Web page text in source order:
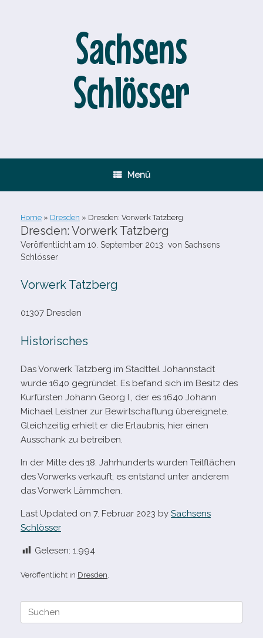
Sachsens
Schlösser
Menü
Home » Dresden » Dresden: Vorwerk Tatzberg
Dresden: Vorwerk Tatzberg
Veröffentlicht am 10. September 2013 von Sachsens
Schlösser
Vorwerk Tatzberg
01307 Dresden
Historisches
Das Vorwerk Tatzberg im Stadtteil Johannstadt
wurde 1640 gegrün­det. Es befand sich im Besitz des
Kurfürsten Johann Georg I., der es 1640 Johann
Michael Leistner zur Bewirtschaftung über­eig­nete.
Gleichzeitig erhielt er die Erlaubnis, hier einen
Ausschank zu betreiben.
In der Mitte des 18. Jahrhunderts wur­den Teilflächen
des Vorwerks ver­kauft; es ent­stand unter ande­rem
das Vorwerk Lämmchen.
Last Updated on 7. Februar 2023 by Sachsens
Schlösser
Gelesen: 1.994
Veröffentlicht in Dresden
Suche